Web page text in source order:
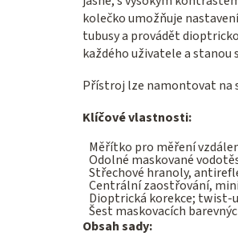
kolečko umožňuje
tubusy a provádět
každého uživatele a stanou
Přístroj lze namontovat na
Klíčové vlastnosti:
Měřítko pro měření
Odolné maskované
Střechové hranoly,
Centrální zaostřování,
Dioptrická korekce; twist-
Šest maskovacích
Obsah sady: